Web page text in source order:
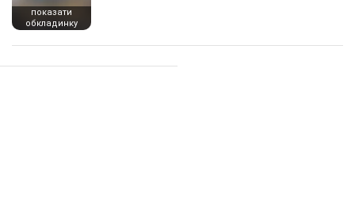
показати
обкладинку